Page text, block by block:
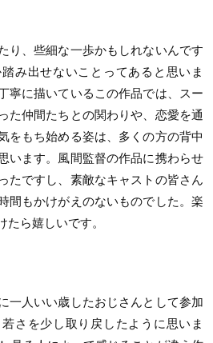
り、些細な一歩かもしれないんです
み出せないことってあると思いま
寧に描いているこの作品では、スー
た仲間たちとの関わりや、恋愛を通
をもち始める姿は、多くの方の背中
います。風間監督の作品に携わらせ
たですし、素敵なキャストの皆さん
間もかけがえのないものでした。楽
たら嬉しいです。
一人いい歳したおじさんとして参加
さを少し取り戻したように思いま